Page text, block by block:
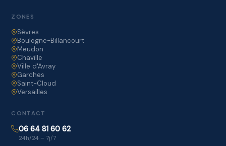
ZONES
Sèvres
Boulogne-Billancourt
Meudon
Chaville
Ville d'Avray
Garches
Saint-Cloud
Versailles
CONTACT
06 64 81 60 62
24h/24 – 7j/7